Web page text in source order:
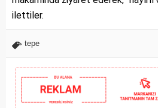
ilettiler.
tepe